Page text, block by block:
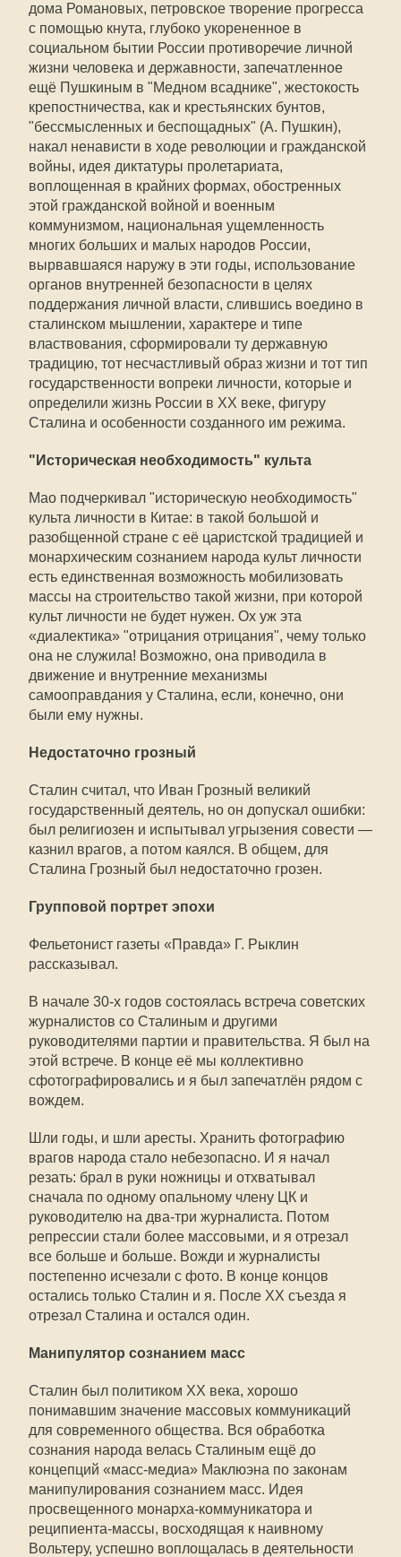
дома Романовых, петровское творение прогресса
с помощью кнута, глубоко укорененное в
социальном бытии России противоречие личной
жизни человека и державности, запечатленное
ещё Пушкиным в "Медном всаднике", жестокость
крепостничества, как и крестьянских бунтов,
"бессмысленных и беспощадных" (А. Пушкин),
накал ненависти в ходе революции и гражданской
войны, идея диктатуры пролетариата,
воплощенная в крайних формах, обостренных
этой гражданской войной и военным
коммунизмом, национальная ущемленность
многих больших и малых народов России,
вырвавшаяся наружу в эти годы, использование
органов внутренней безопасности в целях
поддержания личной власти, слившись воедино в
сталинском мышлении, характере и типе
властвования, сформировали ту державную
традицию, тот несчастливый образ жизни и тот тип
государственности вопреки личности, которые и
определили жизнь России в XX веке, фигуру
Сталина и особенности созданного им режима.
"Историческая необходимость" культа
Мао подчеркивал "историческую необходимость"
культа личности в Китае: в такой большой и
разобщенной стране с её царистской традицией и
монархическим сознанием народа культ личности
есть единственная возможность мобилизовать
массы на строительство такой жизни, при которой
культ личности не будет нужен. Ох уж эта
«диалектика» "отрицания отрицания", чему только
она не служила! Возможно, она приводила в
движение и внутренние механизмы
самооправдания у Сталина, если, конечно, они
были ему нужны.
Недостаточно грозный
Сталин считал, что Иван Грозный великий
государственный деятель, но он допускал ошибки:
был религиозен и испытывал угрызения совести —
казнил врагов, а потом каялся. В общем, для
Сталина Грозный был недостаточно грозен.
Групповой портрет эпохи
Фельетонист газеты «Правда» Г. Рыклин
рассказывал.
В начале 30-х годов состоялась встреча советских
журналистов со Сталиным и другими
руководителями партии и правительства. Я был на
этой встрече. В конце её мы коллективно
сфотографировались и я был запечатлён рядом с
вождем.
Шли годы, и шли аресты. Хранить фотографию
врагов народа стало небезопасно. И я начал
резать: брал в руки ножницы и отхватывал
сначала по одному опальному члену ЦК и
руководителю на два-три журналиста. Потом
репрессии стали более массовыми, и я отрезал
все больше и больше. Вожди и журналисты
постепенно исчезали с фото. В конце концов
остались только Сталин и я. После XX съезда я
отрезал Сталина и остался один.
Манипулятор сознанием масс
Сталин был политиком XX века, хорошо
понимавшим значение массовых коммуникаций
для современного общества. Вся обработка
сознания народа велась Сталиным ещё до
концепций «масс-медиа» Маклюэна по законам
манипулирования сознанием масс. Идея
просвещенного монарха-коммуникатора и
реципиента-массы, восходящая к наивному
Вольтеру, успешно воплощалась в деятельности